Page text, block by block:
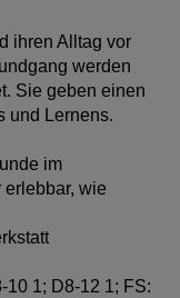
ihren Alltag vor
werden
Sie geben einen
und Lernens.
im
wie
10 1; D8-12 1; FS: